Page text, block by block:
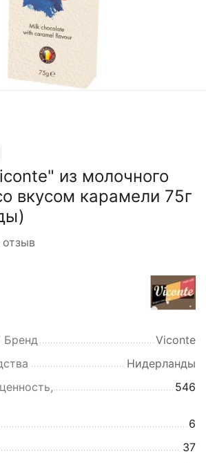
из молочного
вкусом карамели 75г
Бренд
Viconte
Нидерланды
546
6
37